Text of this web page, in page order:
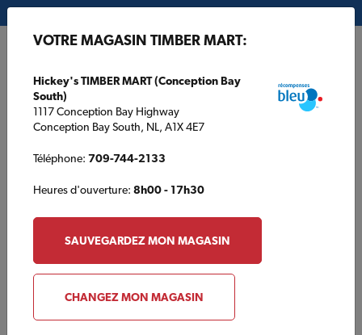
À Propos de TIMBER
MART
Fondé en 1967, TIMBER MART est le plus grand groupement
d’achat national détenu par ses membres au Canada qui est
VOTRE MAGASIN TIMBER MART:
Hickey's TIMBER MART (Conception Bay
South)
1117 Conception Bay Highway
Conception Bay South, NL, A1X 4E7
Téléphone: 709-744-2133
Heures d'ouverture: 8h00 - 17h30
SAUVEGARDEZ MON MAGASIN
CHANGEZ MON MAGASIN